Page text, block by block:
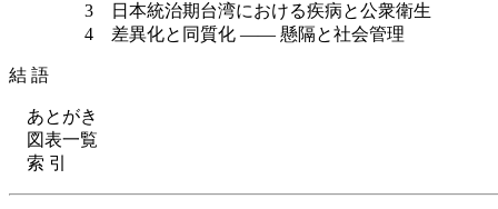
3 日本統治期台湾における疾病と公衆衛生
4 差異化と同質化 —— 懸隔と社会管理
結 語
あとがき
図表一覧
索 引